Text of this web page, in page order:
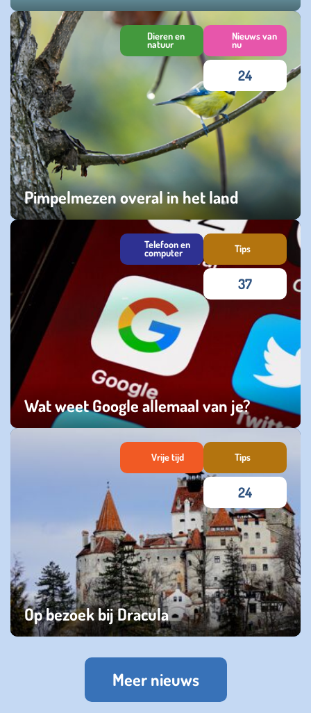
maandag 18 mei 2026
Pimpelmezen overal in het land
dinsdag 18 november 2025
Dieren en
natuur
Nieuws van
nu
24
Wat weet Google allemaal van je?
zaterdag 15 juni 2024
Telefoon en
computer Tips
37
Op bezoek bij Dracula
Vrije tijd Tips
24
Meer nieuws